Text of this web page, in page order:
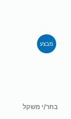
מבצע
חינם
בחר/י משקל
כמות